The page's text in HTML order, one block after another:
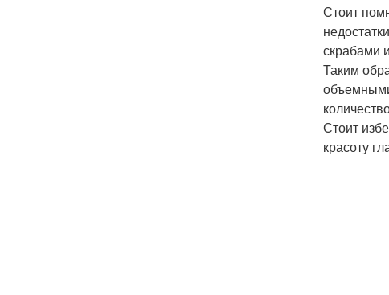
Стоит
скрабами
Таким
Стоит
красоту